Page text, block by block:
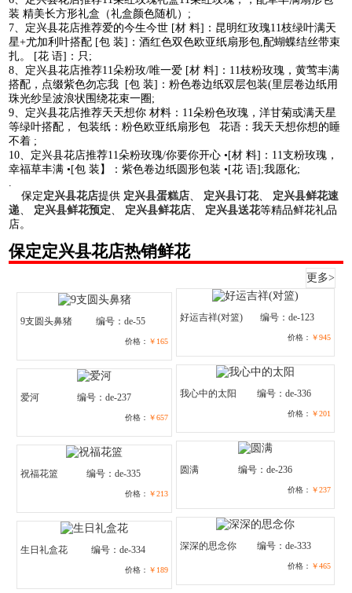
装 精美长方形礼盒（礼盒颜色随机）;
7、定兴县花店推荐爱的今生今世 [材 料]：昆明红玫瑰11枝绿叶满天
星+尤加利叶搭配 [包 装]：酒红色双色欧亚纸扇形包,配蝴蝶结丝带束
扎。 [花 语]：只;
8、定兴县花店推荐11朵粉玫/唯一爱 [材 料]：11枝粉玫瑰，黄莺丰满
搭配，点缀紫色勿忘我 [包 装]：粉色卷边纸双层包装(里层卷边纸用
珠光纱呈波浪状围绕花束一圈;
9、定兴县花店推荐天天想你 材料：11朵粉色玫瑰，洋甘菊或满天星
等绿叶搭配， 包装纸：粉色欧亚纸扇形包 花语：我天天想你想的睡
不着 ;
10、定兴县花店推荐11朵粉玫瑰/你要你开心 •[材 料]：11支粉玫瑰，
幸福草丰满 •[包 装】：紫色卷边纸圆形包装 •[花 语];我愿化;
.
保定定兴县花店提供 定兴县蛋糕店、 定兴县订花、 定兴县鲜花速
递、 定兴县鲜花预定、 定兴县鲜花店、 定兴县送花等精品鲜花礼品
店。
保定定兴县花店热销鲜花
更多>
9支圆头鼻猪 编号：de-55
价格： ￥165
好运吉祥(对篮) 编号：de-123
价格： ￥945
爱河 编号：de-237
价格： ￥657
我心中的太阳 编号：de-336
价格： ￥201
祝福花篮 编号：de-335
价格： ￥213
圆满 编号：de-236
价格： ￥237
生日礼盒花 编号：de-334
价格： ￥189
深深的思念你 编号：de-333
价格： ￥465